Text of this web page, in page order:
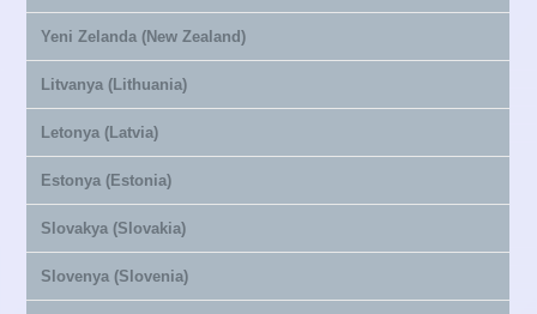
Yeni Zelanda (New Zealand)
Litvanya (Lithuania)
Letonya (Latvia)
Estonya (Estonia)
Slovakya (Slovakia)
Slovenya (Slovenia)